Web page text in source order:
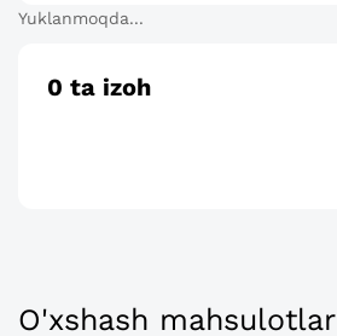
Yuklanmoqda...
0 ta izoh
O'xshash mahsulotlar